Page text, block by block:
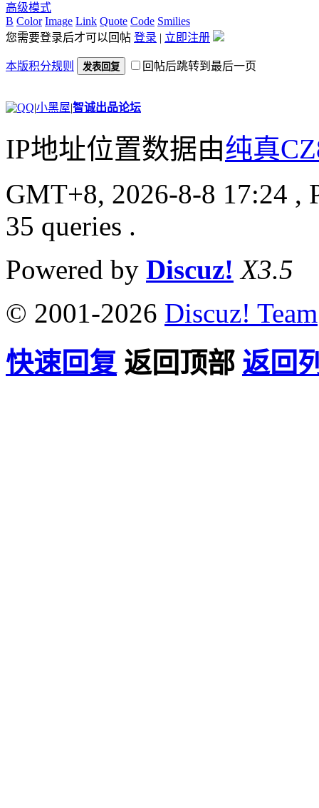
高级模式
B Color Image Link Quote Code Smilies
您需要登录后才可以回帖 登录 | 立即注册
本版积分规则 发表回复 回帖后跳转到最后一页
|小黑屋|智诚出品论坛
IP地址位置数据由纯真
GMT+8, 2026-8-8 17:24 ,
35 queries .
Powered by Discuz! X3.5
© 2001-2026 Discuz! Team
快速回复 返回顶部 返回